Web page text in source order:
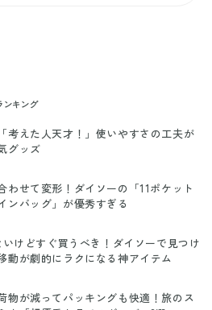
キング
考えた人天才！」使いやすさの工夫が
グッズ
わせて変形！ダイソーの「11ポケット
ンバッグ」が優秀すぎる
いけどすぐ買うべき！ダイソーで見つけ
動が劇的にラクになる神アイテム
物が減ってパッキングも快適！旅のス